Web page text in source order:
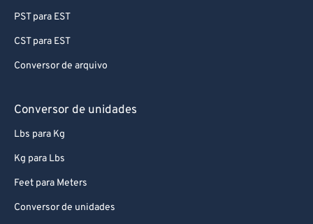
PST para EST
CST para EST
Conversor de arquivo
Conversor de unidades
Lbs para Kg
Kg para Lbs
Feet para Meters
Conversor de unidades